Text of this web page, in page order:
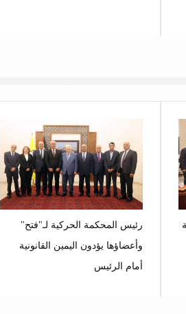
رئيس المحكمة الحركية لـ"فتح"
وأعضاؤها يؤدون اليمين القانونية
أمام الرئيس